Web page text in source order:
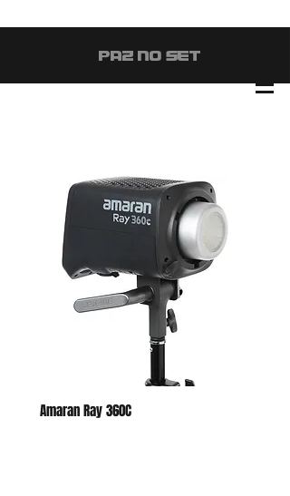
#PAZ NO SET
Amaran Ray 360C